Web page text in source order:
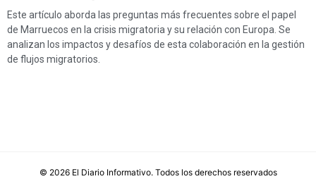
Este artículo aborda las preguntas más frecuentes sobre el papel
de Marruecos en la crisis migratoria y su relación con Europa. Se
analizan los impactos y desafíos de esta colaboración en la gestión
de flujos migratorios.
© 2026 El Diario Informativo. Todos los derechos reservados